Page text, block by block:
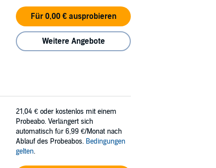
Für 0,00 € ausprobieren
Weitere Angebote
21,04 € oder kostenlos mit einem
Probeabo. Verlängert sich
automatisch für 6,99 €/Monat nach
Ablauf des Probeabos. Bedingungen
gelten.